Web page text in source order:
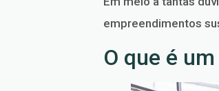
empreendimentos
O que é